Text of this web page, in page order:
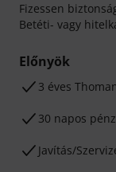
Fizessen
Betéti- vagy
Előnyök
3 éves
30 napos
Javítás/